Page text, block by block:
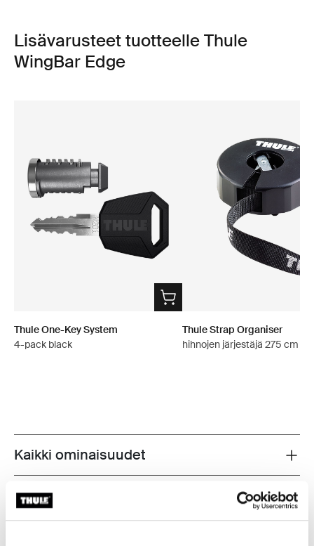
Lisävarusteet tuotteelle Thule
WingBar Edge
Thule One-Key System
4-pack black
Thule Strap Organiser
hihnojen järjestäjä 275 cm
Toggle features
Kaikki ominaisuudet
Tekniset tiedot